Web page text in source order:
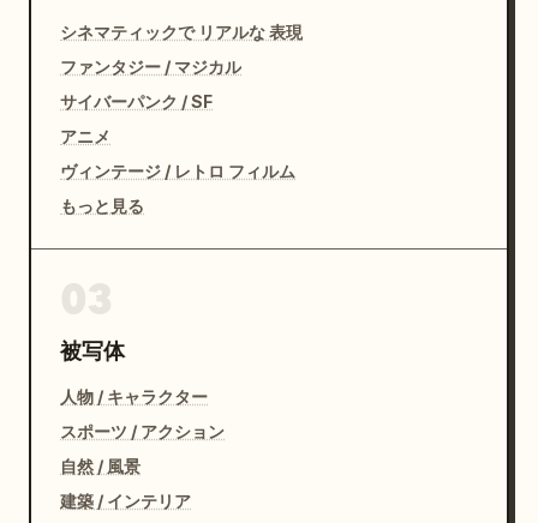
シネマティックで リアルな 表現
ファンタジー / マジカル
サイバーパンク / SF
アニメ
ヴィンテージ / レトロ フィルム
もっと見る
被写体
人物 / キャラクター
スポーツ / アクション
自然 / 風景
建築 / インテリア